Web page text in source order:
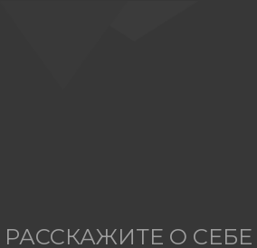
РАССКАЖИТЕ О СЕБЕ